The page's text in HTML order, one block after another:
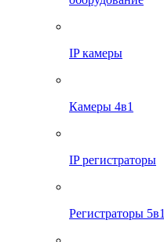
IP камеры
Камеры 4в1
IP регистраторы
Регистраторы 5в1